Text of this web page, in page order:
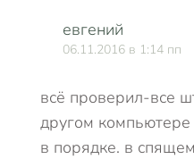
евгений
06.11.2016 в 1:14 пп
всё проверил-все
другом компьютере
в порядке. в